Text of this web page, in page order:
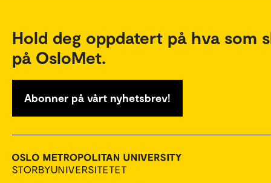
Hold deg oppdatert på hva som
på OsloMet.
Abonner på vårt nyhetsbrev!